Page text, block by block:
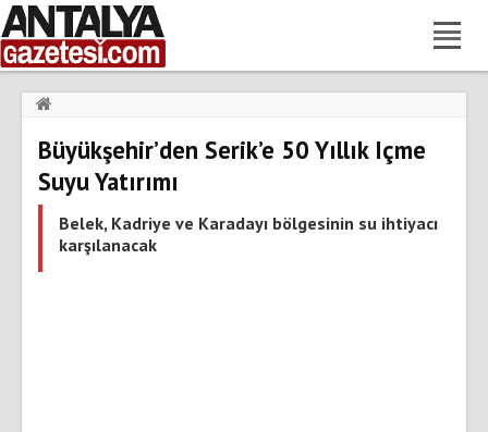
Büyükşehir’den Serik’e 50 Yıllık Içme Suyu Yatırımı
Büyükşehir’den Serik’e 50 Yıllık Içme
Suyu Yatırımı
Belek, Kadriye ve Karadayı bölgesinin su ihtiyacı
karşılanacak